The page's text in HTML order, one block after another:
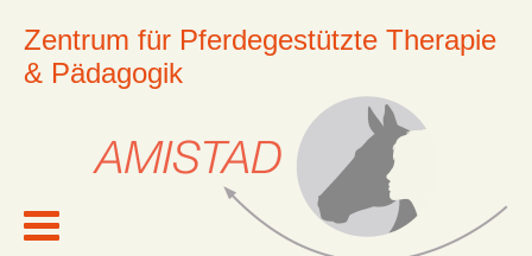
Zentrum für Pferdegestützte Therapie
& Pädagogik